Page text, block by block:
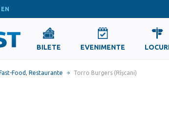
EN
BILETE EVENIMENTE
Food, Restaurante Torro Burgers (Rîșcani)